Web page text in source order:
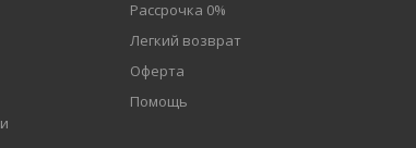
Рассрочка 0%
Легкий возврат
Оферта
Помощь